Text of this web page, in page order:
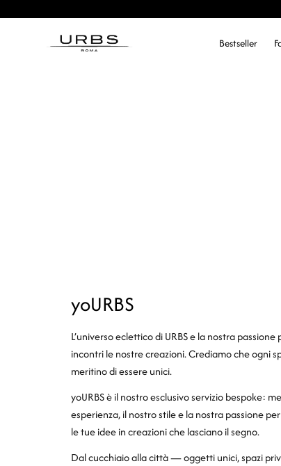
Bestseller
yoURBS
L’universo eclettico di URBS e la nostra
incontri le nostre creazioni. Crediamo che ogni
meritino di essere unici.
yoURBS è il nostro esclusivo servizio bespoke:
esperienza, il nostro stile e la nostra passione
le tue idee in creazioni che lasciano il segno.
Dal cucchiaio alla città — oggetti unici, spazi